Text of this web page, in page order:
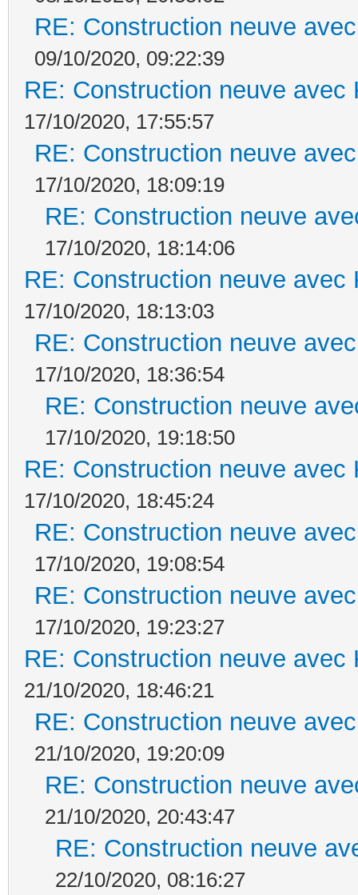
RE: Construction neuve
09/10/2020, 09:22:39
RE: Construction neuve avec
17/10/2020, 17:55:57
RE: Construction neuve
17/10/2020, 18:09:19
RE: Construction neuve
17/10/2020, 18:14:06
RE: Construction neuve avec
17/10/2020, 18:13:03
RE: Construction neuve
17/10/2020, 18:36:54
RE: Construction neuve
17/10/2020, 19:18:50
RE: Construction neuve avec
17/10/2020, 18:45:24
RE: Construction neuve
17/10/2020, 19:08:54
RE: Construction neuve
17/10/2020, 19:23:27
RE: Construction neuve avec
21/10/2020, 18:46:21
RE: Construction neuve
21/10/2020, 19:20:09
RE: Construction neuve
21/10/2020, 20:43:47
RE: Construction neuve
22/10/2020, 08:16:27